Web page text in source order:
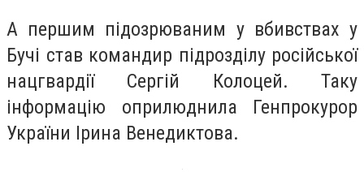
А першим підозрюваним у вбивствах у
Бучі став командир підрозділу російської
нацгвардії Сергій Колоцей. Таку
інформацію оприлюднила Генпрокурор
України Ірина Венедиктова.